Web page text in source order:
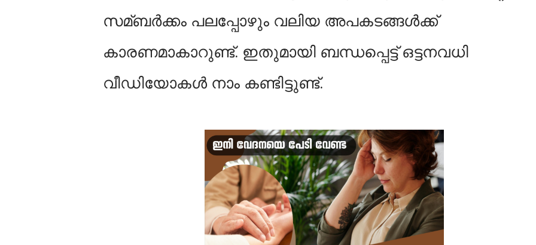
സമ്ബര്‍ക്കം പലപ്പോഴും വലിയ അപകടങ്ങള്‍ക്ക്
കാരണമാകാറുണ്ട്. ഇതുമായി ബന്ധപ്പെട്ട് ഒട്ടനവധി
വീഡിയോകള്‍ നാം കണ്ടിട്ടുണ്ട്.